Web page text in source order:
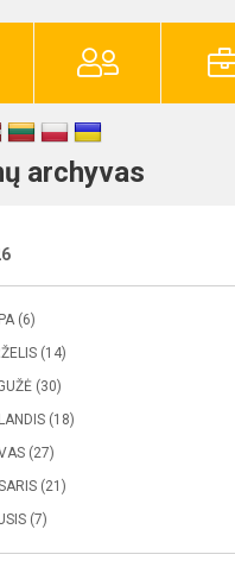
archyvas
(6)
(14)
(30)
(18)
(27)
(21)
(7)